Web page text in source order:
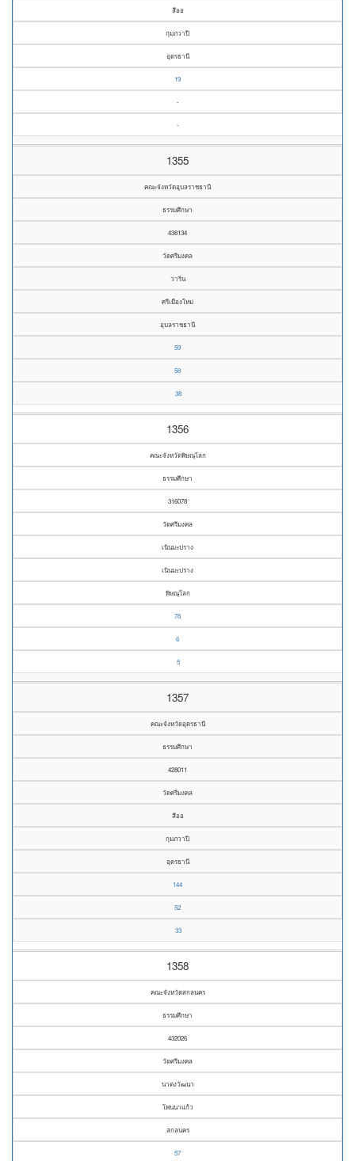
สีออ
กุมภวาปี
อุดรธานี
19
-
-
1355
คณะจังหวัดอุบลราชธานี
ธรรมศึกษา
438134
วัดศรีมงคล
วาริน
ศรีเมืองใหม่
อุบลราชธานี
59
58
38
1356
คณะจังหวัดพิษณุโลก
ธรรมศึกษา
316078
วัดศรีมงคล
เนินมะปราง
เนินมะปราง
พิษณุโลก
78
6
5
1357
คณะจังหวัดอุดรธานี
ธรรมศึกษา
428011
วัดศรีมงคล
สีออ
กุมภวาปี
อุดรธานี
144
52
33
1358
คณะจังหวัดสกลนคร
ธรรมศึกษา
432026
วัดศรีมงคล
นาตงวัฒนา
โพนนาแก้ว
สกลนคร
57